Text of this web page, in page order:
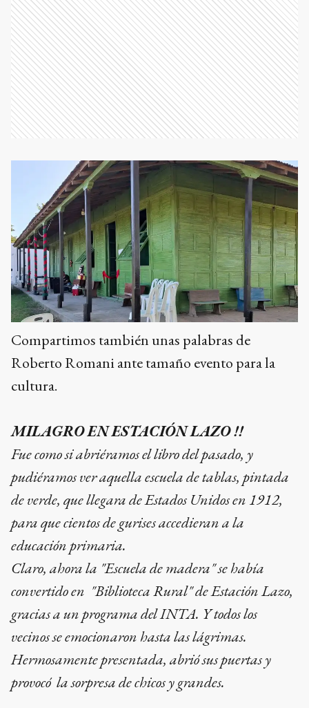
Compartimos también unas palabras de
Roberto Romani ante tamaño evento para la
cultura.
MILAGRO EN ESTACIÓN LAZO !!
Fue como si abriéramos el libro del pasado, y
pudiéramos ver aquella escuela de tablas, pintada
de verde, que llegara de Estados Unidos en 1912,
para que cientos de gurises accedieran a la
educación primaria.
Claro, ahora la "Escuela de madera" se había
convertido en "Biblioteca Rural" de Estación Lazo,
gracias a un programa del INTA. Y todos los
vecinos se emocionaron hasta las lágrimas.
Hermosamente presentada, abrió sus puertas y
provocó la sorpresa de chicos y grandes.